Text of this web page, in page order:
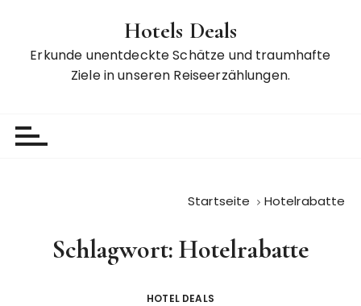
Hotels Deals
Erkunde unentdeckte Schätze und traumhafte
Ziele in unseren Reiseerzählungen.
Startseite Hotelrabatte
Schlagwort: Hotelrabatte
HOTEL DEALS